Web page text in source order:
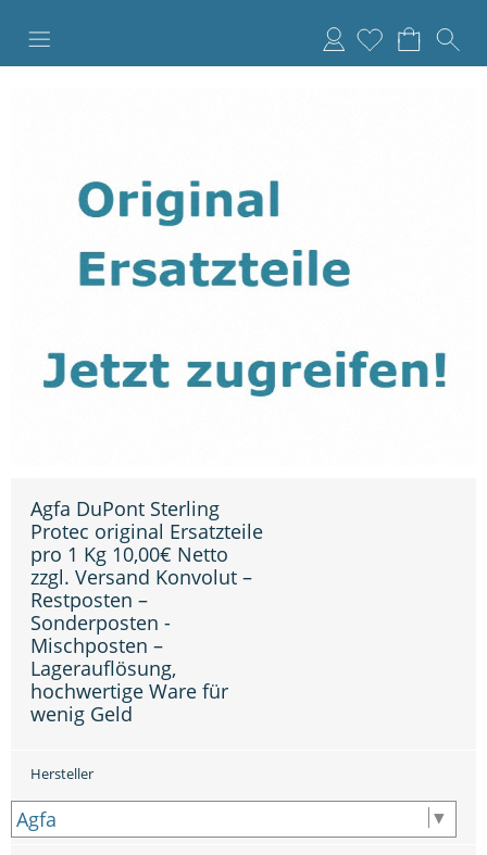
Anmelden
Agfa DuPont Sterling
Protec original Ersatzteile
pro 1 Kg 10,00€ Netto
zzgl. Versand Konvolut –
Restposten –
Sonderposten -
Mischposten –
Lagerauflösung,
hochwertige Ware für
wenig Geld
Hersteller